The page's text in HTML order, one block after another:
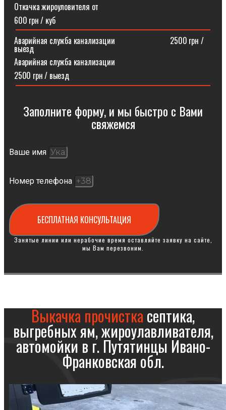
Откачка жироуловителя от
600 грн / куб
Аварийная служба канализации ⠀⠀⠀⠀⠀⠀⠀⠀⠀2500 грн /
выезд
Аварийная служба канализации
2500 грн / выезд
Заполните форму, и мы быстро с Вами
свяжемся​
Ваше имя
Номер телефона
БЕСПЛАТНАЯ КОНСУЛЬТАЦИЯ
Занятые линии или нерабочие время оставляйте заявку на сайте,
мы Вам перезвоним.
Выкачка прочисткасептика,
выгребных ям, жироулавливателя,
автомойки в г. Путятинцы Ивано-
Франковская обл.